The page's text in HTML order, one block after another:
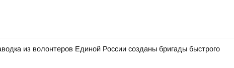
из волонтеров Единой России созданы бригады быстрого